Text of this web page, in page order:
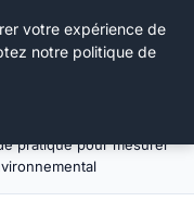
de l’empreinte
pratique pour mesurer
votre expérience de
notre politique de